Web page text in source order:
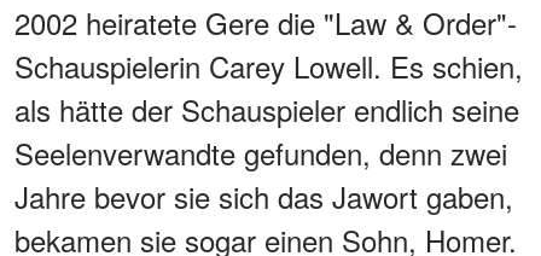
2002 heiratete Gere die "Law & Order"-
Schauspielerin Carey Lowell. Es schien,
als hätte der Schauspieler endlich seine
Seelenverwandte gefunden, denn zwei
Jahre bevor sie sich das Jawort gaben,
bekamen sie sogar einen Sohn, Homer.